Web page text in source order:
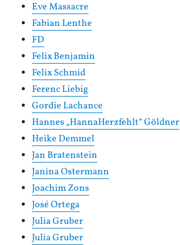
Eve Massacre
Fabian Lenthe
FD
Felix Benjamin
Felix Schmid
Ferenc Liebig
Gordie Lachance
Hannes „HannaHerzfehlt“ Göldner
Heike Demmel
Jan Bratenstein
Janina Ostermann
Joachim Zons
José Ortega
Julia Gruber
Julia Gruber